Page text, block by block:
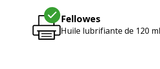
Fellowes
Huile lubrifiante de 120